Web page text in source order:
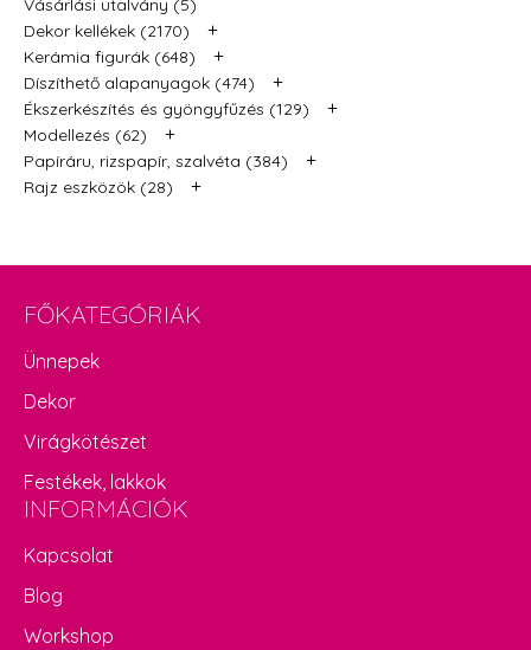
Vásárlási utalvány (5)
Dekor kellékek (2170)
+
Kerámia figurák (648) +
Díszíthető alapanyagok (474) +
Ékszerkészítés és gyöngyfűzés (129) +
Modellezés (62) +
Papíráru, rizspapír, szalvéta (384) +
Rajz eszközök (28) +
FŐKATEGÓRIÁK
Ünnepek
Dekor
Virágkötészet
Festékek, lakkok
INFORMÁCIÓK
Kapcsolat
Blog
Workshop